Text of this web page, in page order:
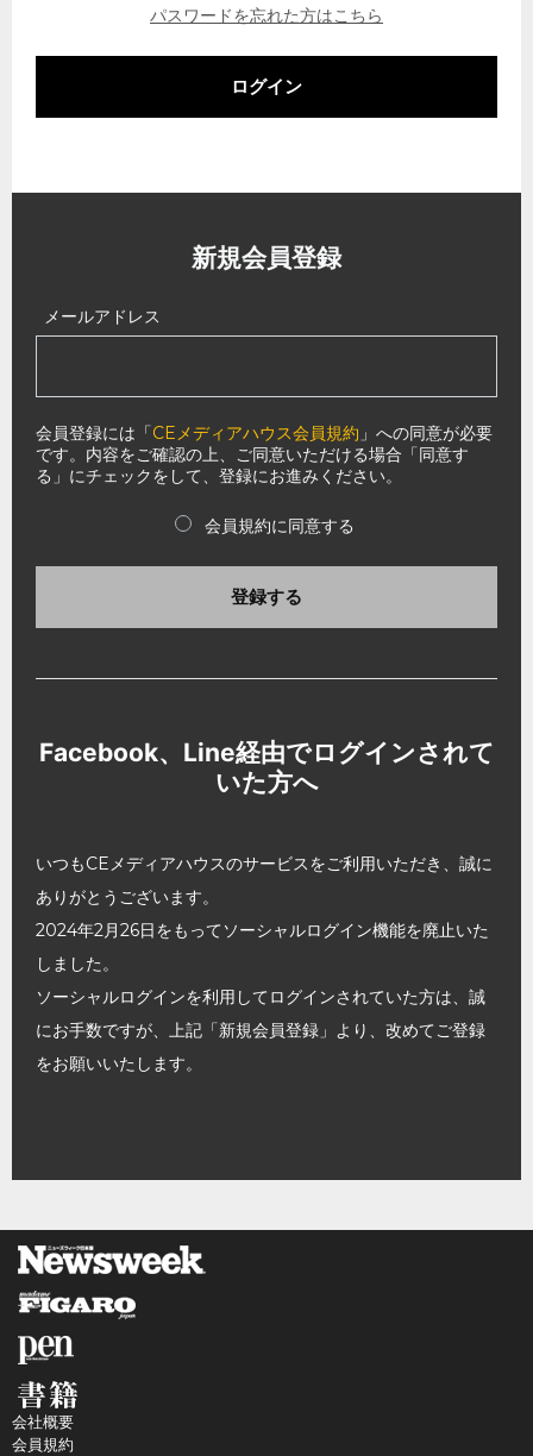
パスワードを忘れた方はこちら
ログイン
新規会員登録
メールアドレス
会員登録には「CEメディアハウス会員規約 」への同意が必要
です。内容をご確認の上、ご同意いただける場合「同意す
る」にチェックをして、登録にお進みください。
会員規約に同意する
登録する
Facebook、Line経由でログインされて
いた方へ
いつもCEメディアハウスのサービスをご利用いただき、誠に
ありがとうございます。
2024年2月26日をもってソーシャルログイン機能を廃止いた
しました。
ソーシャルログインを利用してログインされていた方は、誠
にお手数ですが、上記「新規会員登録」より、改めてご登録
をお願いいたします。
会社概要
会員規約